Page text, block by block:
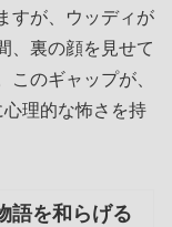
すが、ウッディが
、裏の顔を見せて
のギャップが、
心理的な怖さを持
語を和らげる